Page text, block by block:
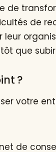
de
de
leur
que subir
?
votre
de